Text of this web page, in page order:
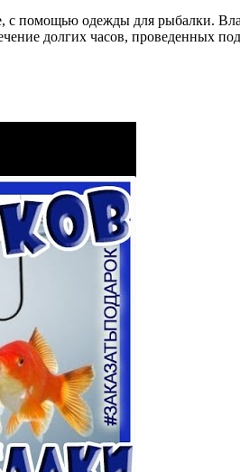
с помощью одежды для рыбалки.
долгих часов, проведенных